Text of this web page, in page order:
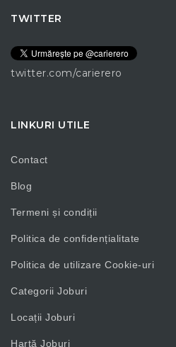
TWITTER
twitter.com/carierero
LINKURI UTILE
Contact
Blog
Termeni și condiții
Politica de confidențialitate
Politica de utilizare Cookie-uri
Categorii Joburi
Locații Joburi
Hartă Joburi